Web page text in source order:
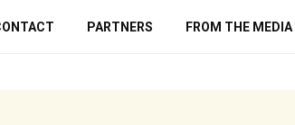
PARTNERS FROM THE MEDIA